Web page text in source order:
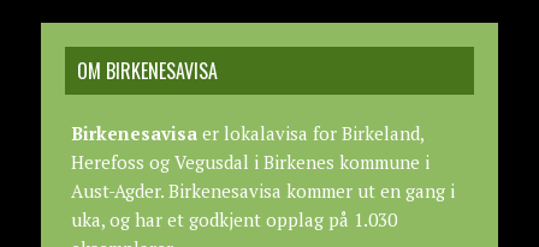
OM BIRKENESAVISA
Birkenesavisaer lokalavisa for Birkeland,
Herefoss og Vegusdal i Birkenes kommune i
Aust-Agder. Birkenesavisa kommer ut en gang i
uka, og har et godkjent opplag på 1.030